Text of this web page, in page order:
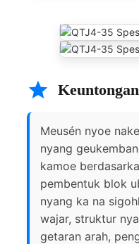
Keuntongan
Meusén nyoe
nyang
kamoe
pembentuk blok
nyang ka na
wajar, struktur
getaran arah,